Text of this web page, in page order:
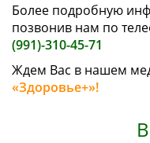
Более подробную
позвонив нам по
(991)-310-45-71
Ждем Вас в нашем
«Здоровье+»!